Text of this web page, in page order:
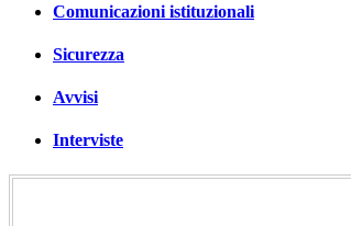
Comunicazioni istituzionali
Sicurezza
Avvisi
Interviste